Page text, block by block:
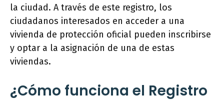
la ciudad. A través de este registro, los
ciudadanos interesados en acceder a una
vivienda de protección oficial pueden inscribirse
y optar a la asignación de una de estas
viviendas.
¿Cómo funciona el Registro